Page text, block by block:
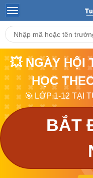
💥 NGÀY HỘI
HỌC
🎯 LỚP 1-12 TẠI
BẮT